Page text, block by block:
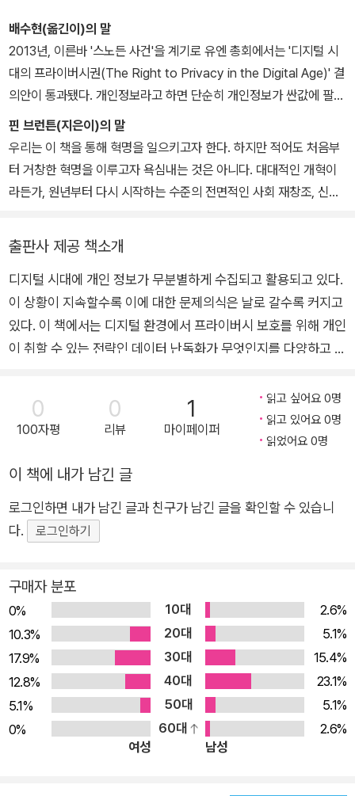
부 2.0』(아이앤유, 2011), 『난독화, 디지털 프라이버시 생존 전략』
(에이콘, 2017), 『알고리즘 윤리』(2022년 대한민국학술원 선정 우
수학술도서)(에이콘, 2021) 등을 번역했다.
년부터 크리에이티브 커먼즈의 아시아 태평양 지역 코디네이터를 맡
고 있다. 오픈아이디어랩(OIL)을 통해 의미 있고 재미있는 시도들을
즐겁게 이어나갈 수 있는 방법을 고민하고 있다. 옮긴 책으로는 『공유
인으로 사고하라』(갈무리, 2015), 『오픈 디자인』(안그라픽스, 201
5), 『열린 정부 만들기』(에이콘, 2012), 『참여와 소통의 정부 2.0』
(아이앤유, 2011) 등이 있다.
배수현(옮긴이)의 말
2013년, 이른바 '스노든 사건'을 계기로 유엔 총회에서는 '디지털 시
대의 프라이버시권(The Right to Privacy in the Digital Age)' 결
의안이 통과됐다. 개인정보라고 하면 단순히 개인정보가 싼값에 팔려
나가 금융 사기에 활용될 위험을 걱정하던 수준에서, 일상에서 개인
정보가 수집, 저장, 활용되는 것을 스스로 결정하고 통제할 수 있는
'인권'으로 보호돼야 한다는 국제 사회의 인식을 보여주는 결정이었
다. 그리고 2016년 11월 21일, UN 총회에서는 다시 새로운 결의안
내용을 담고 있다. 갈수록 일상에서 온라인과 오프라인의 경계가 모
호해지고 있는 시대를 맞이해, 디지털 환경에서 개인정보의 과도한
수집과 통제는 제한돼야 한다는 점에 대한 합의가 반영된 결과일 것
이다.
만한 맞춤 콘텐츠를 알아서 챙겨 보여주는 소셜 네트워크 서비스일
수도 있다. 정부에게는 범죄나 테러를 방지해 시민의 안전을 보호한
다는 목적이 있고, 소셜 네트워크 서비스는 사용자에게 더 편리한 서
비스를 제공한다는 명목으로 개인정보를 수집하고 저장하고 활용한
그런데 문제는, 이러한 일이 개인이 원하든 원치 않든, 어떤 방식으로
더 문제는 설령 알 수 있다 하더라도, '본인의 개인정보 제공에 동의합
니다.'에 체크하지 않기가 현실적으로 어려워지고 있다는 점이다.
페이스북을 켜면, 보고 싶지 않은 성형외과 광고가 나와 관련 있는 광
고라며 친구의 게시 글과 나란히 올라와 있는 상황에 눈살을 찌푸리
곤 한다. 하지만 그렇다고 페이스북을 탈퇴하자니 사회생활에서 소외
될까 두려워 차마 그럴 수도 없다. 그렇게 무관심해서, 혹은 찝찝하지
만 어쩔 수 없이 무심코 동의한 수많은 개인정보 처리 방침에 따라 내
핀 브런튼(지은이)의 말
우리는 이 책을 통해 혁명을 일으키고자 한다. 하지만 적어도 처음부
터 거창한 혁명을 이루고자 욕심내는 것은 아니다. 대대적인 개혁이
라든가, 원년부터 다시 시작하는 수준의 전면적인 사회 재창조, 신기
단으로 삼을 생각도 없다. 우리가 꿈꾸는 혁명은 철학자들은 당장 사
용할 수 있는(ready-to-hand) 도구라 부르고 기술 분야에서는 범
용 하드웨어에 해당하는, 일상생활이나 영화, 소프트웨어, 풀기 어려
운 살인 사건, 심지어는 동물 세계에서도 볼 수 있는 기존 요소들의 바
탕 위에 만들어진다.
"혁명의 수단은 독재자나 폭군, 비밀경찰이 장악하기가 쉽고, 또 실제
를 거부할 수도, 그 영향력에서 벗어날 수도, 그렇다고 자신의 데이터
침해를 통제할 수도 없는, 한마디로 꼼짝없이 당할 수밖에 없는 보잘
것없는 약자들에게 특히 적합하다." 이 같은 제한적 혁명이 중점으로
불복종, 노골적 거부나 계획적 방해를 목적으로 하는 기존의 저항 수
단, 그리고 새로 등장하는 여러 저항 수단과 더불어, 그 밖의 다른 개
념과 기술을 추가로 적용하고 이를 '우리 스스로가 정한' 이용 약관에
따라 사용할 것이다.
라지기, 시간 벌기, 분석 불가능하게 하기, 감시에 대한 조롱 행위로서
의 불복종, 집단적 저항, 크고 작음을 막론하고 부정을 바로잡기 위한
개별적 행동 등을 실행할 수 있는 수단을 제공하고자 한다.
이미 확립된 기존 사례들과 새로 등장하고 있는 사례들을 모두 포함
하는 전체적인 밑그림을 그려보고, 그 모든 경우에 공통으로 적용될
수 있는 접근법을 도출한 다음, 이를 일반화해 정책, 소프트웨어, 행동
으로 구체화할 수 있는지 살펴볼 것이다. 이 밑그림은 우리의 거대한,
그러나 작은 혁명의 시도들을 뒷받침하는 기치며, 이 밑그림이 정의
출판사 제공 책소개
디지털 시대에 개인 정보가 무분별하게 수집되고 활용되고 있다.
이 상황이 지속할수록 이에 대한 문제의식은 날로 갈수록 커지고
있다. 이 책에서는 디지털 환경에서 프라이버시 보호를 위해 개인
이 취할 수 있는 전략인 데이터 난독화가 무엇인지를 다양하고 구
있는 다양한 방법을 개략적으로 소개한다. 마지막으로 난독화 전
략을 실제로 활용할 때 염두에 둬야 할 다양한 윤리적 문제에 대
해 고민을 던진다. ★ 이 책에서 다루는 내용 ★ 난독화(Obfusc
ation)는 코드를 읽기 어렵게 만드는 작업으로, 감시나 데이터 수
집을 방해하기 위해 모호하거나 헷갈리거나 호도하는 정보를 고
의적으로 섞어 넣는 것을 말한다. 개념은 간단하나 그 적용과 사
용은 여러 가지로 다양하고 복잡하다. 만약 소프트웨어 개발자나
개인정보 수집 및 사용이 필요한 서비스를 만드는 경우, 소프트웨
어에 난독화를 도입하면 사용자의 데이터를 외부로부터 뿐만 아
니라 소프트웨어를 개발한 개발사, 심지어 그 스타트업이 다른 회
사에 인수되는 경우에도 안전하게 지킬 수 있다. 정부 기관에서도
난독화를 이용하면 데이터 수집의 여러 목적은 달성하면서도 데
이터 남용 위험을 최소화할 수 있다. 또 현대 사회에 만연한 디지
털 감시, 그리고 그에 따른 분석의 대상이 되고 싶지 않은 개인이
나 집단에게도 난독화는 감시를 방해하고, 시간을 벌고, 수많은
0
100자평
0
리뷰
1
마이페이퍼
읽고 싶어요 0명
읽고 있어요 0명
읽었어요 0명
이 책에 내가 남긴 글
로그인하면 내가 남긴 글과 친구가 남긴 글을 확인할 수 있습니
다.
로그인하기
구매자 분포
0% 10대
2.6%
10.3%
20대
5.1%
17.9%
30대
15.4%
12.8%
40대
23.1%
5.1%
50대
5.1%
0%
60대
2.6%
여성
남성